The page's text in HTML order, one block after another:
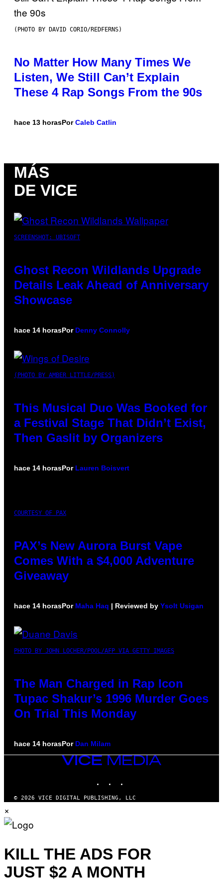
(PHOTO BY DAVID CORIO/REDFERNS)
No Matter How Many Times We
Listen, We Still Can’t Explain
These 4 Rap Songs From the 90s
hace 13 horasPorCaleb Catlin
MÁS
DE VICE
SCREENSHOT: UBISOFT
Ghost Recon Wildlands Upgrade
Details Leak Ahead of Anniversary
Showcase
hace 14 horasPor Denny Connolly
(PHOTO BY AMBER LITTLE/PRESS)
This Musical Duo Was Booked for
a Festival Stage That Didn’t Exist,
Then Gaslit by Organizers
hace 14 horasPor Lauren Boisvert
COURTESY OF PAX
PAX’s New Aurora Burst Vape
Comes With a $4,000 Adventure
Giveaway
hace 14 horasPor Maha Haq | Reviewed by Ysolt Usigan
PHOTO BY JOHN LOCHER/POOL/AFP VIA GETTY IMAGES
The Man Charged in Rap Icon
Tupac Shakur’s 1996 Murder Goes
On Trial This Monday
hace 14 horasPor Dan Milam
VICE
MEDIA
© 2026 VICE DIGITAL PUBLISHING, LLC
×
KILL THE ADS FOR
JUST $2 A MONTH